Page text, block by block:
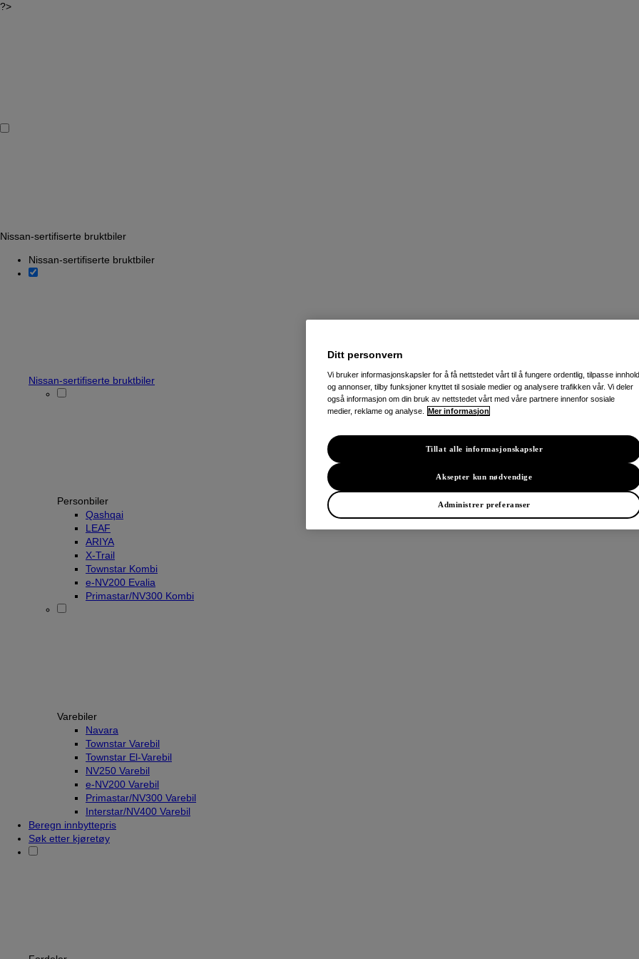
?>
Nissan-sertifiserte bruktbiler
Nissan-sertifiserte bruktbiler
Nissan-sertifiserte bruktbiler
Personbiler
Qashqai
LEAF
ARIYA
X-Trail
Townstar Kombi
e-NV200 Evalia
Primastar/NV300 Kombi
Varebiler
Navara
Townstar Varebil
Townstar El-Varebil
NV250 Varebil
e-NV200 Varebil
Primastar/NV300 Varebil
Interstar/NV400 Varebil
Beregn innbyttepris
Søk etter kjøretøy
Ditt personvern
Vi bruker informasjonskapsler for å få nettstedet vårt til å fungere ordentlig, tilpasse innhold
og annonser, tilby funksjoner knyttet til sosiale medier og analysere trafikken vår. Vi deler
også informasjon om din bruk av nettstedet vårt med våre partnere innenfor sosiale
medier, reklame og analyse.
Mer informasjon
Administrer preferanser
Aksepter kun nødvendige
Tillat alle informasjonskapsler